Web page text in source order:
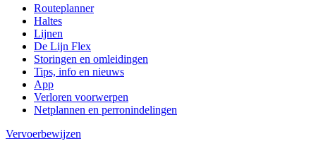
Routeplanner
Haltes
Lijnen
De Lijn Flex
Storingen en omleidingen
Tips, info en nieuws
App
Verloren voorwerpen
Netplannen en perronindelingen
Vervoerbewijzen